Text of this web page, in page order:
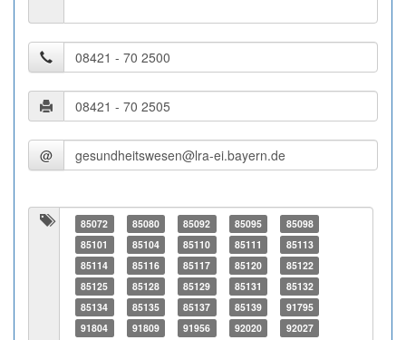
@
85072 85080 85092 85095
85098
85101
85104 85110 85111
85113
85114
85116 85117 85120
85122
85125
85128 85129 85131
85132
85134
85135 85137 85139
91795
91804
91809 91956 92020 92027